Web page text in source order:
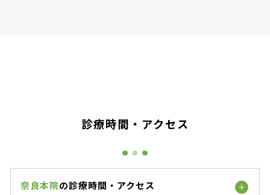
診療時間・アクセス
奈良本院の診療時間・アクセス